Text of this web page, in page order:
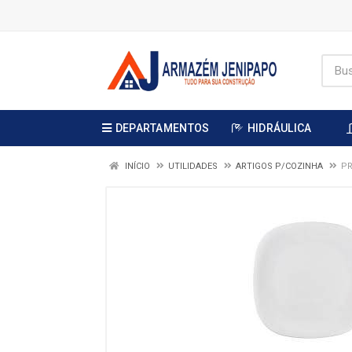
DEPARTAMENTOS HIDRÁULICA
INÍCIO UTILIDADES ARTIGOS P/COZINHA